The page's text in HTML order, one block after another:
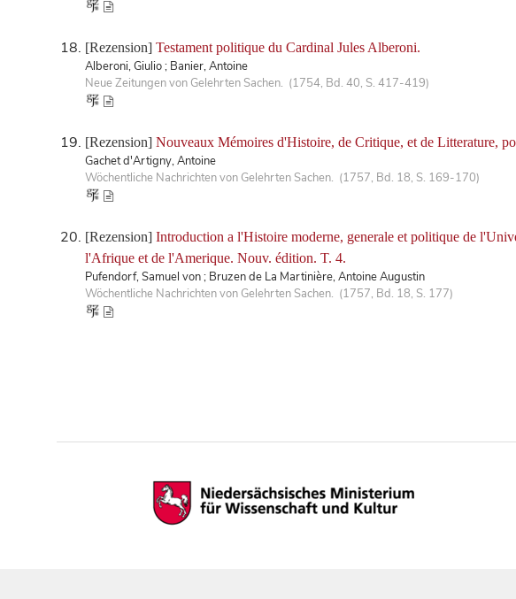
[Rezension] Testament politique du Cardinal Jules Alberoni.
Alberoni, Giulio ; Banier, Antoine
Neue Zeitungen von Gelehrten Sachen. (1754, Bd. 40, S. 417-419)
[Rezension] Nouveaux Mémoires d'Histoire, de Critique, et de Litterature,
Gachet d'Artigny, Antoine
Wöchentliche Nachrichten von Gelehrten Sachen. (1757, Bd. 18, S. 169-170)
[Rezension] Introduction a l'Histoire moderne, generale et politique de
l'Afrique et de l'Amerique. Nouv. édition. T. 4.
Pufendorf, Samuel von ; Bruzen de La Martinière, Antoine Augustin
Wöchentliche Nachrichten von Gelehrten Sachen. (1757, Bd. 18, S. 177)